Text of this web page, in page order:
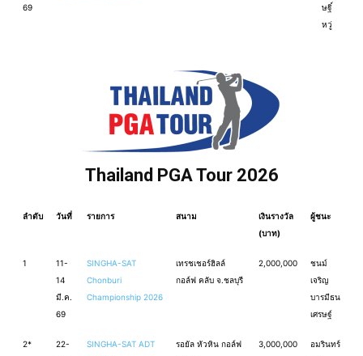
69
ษฐิ์
หวู่
Thailand PGA Tour 2026
ลำดับ วันที่ รายการ สนาม
เงินรางวัล
(บาท)
ผู้ชนะ
1
11-
14
มี.ค.
69
SINGHA-SAT
Chonburi
Championship 2026
เทรชเชอร์ฮิลล์
กอล์ฟ คลับ จ.ชลบุรี
2,000,000
ชนม์
เจริญ
บารมีธน
เศรษฐ์
2*
22-
SINGHA-SAT ADT
รอยัล หัวหิน กอล์ฟ
3,000,000
อมรินทร์